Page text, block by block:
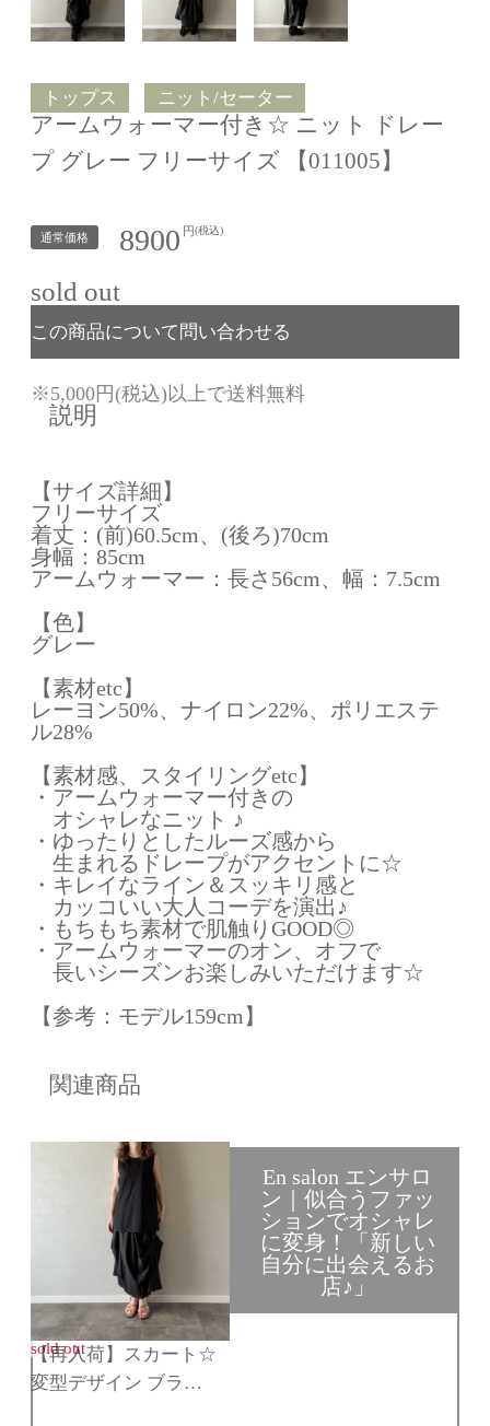
トップス ニット/セーター
アームウォーマー付き☆ ニット ドレー
プ グレー フリーサイズ 【011005】
通常価格 8900 円(税込)
sold out
※5,000円(税込)以上で送料無料
説明
【サイズ詳細】
フリーサイズ
着丈：(前)60.5cm、(後ろ)70cm
身幅：85cm
アームウォーマー：長さ56cm、幅：7.5cm
【色】
グレー
【素材etc】
レーヨン50%、ナイロン22%、ポリエステ
ル28%
【素材感、スタイリングetc】
・アームウォーマー付きの
オシャレなニット ♪
・ゆったりとしたルーズ感から
生まれるドレープがアクセントに☆
・キレイなライン＆スッキリ感と
カッコいい大人コーデを演出♪
・もちもち素材で肌触りGOOD◎
・アームウォーマーのオン、オフで
長いシーズンお楽しみいただけます☆
【参考：モデル159cm】
関連商品
sold out
【再入荷】スカート☆
変型デザイン ブラ…
En salon エンサロ
ン｜似合うファッ
ションでオシャレ
に変身！「新しい
自分に出会えるお
店♪」